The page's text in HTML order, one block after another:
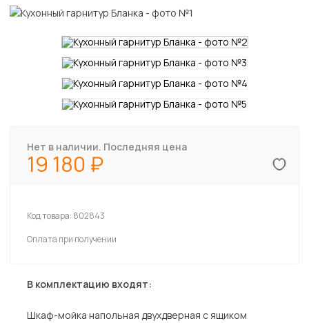
Нет в наличии. Последняя цена
19 180
Код товара: 802843
Оплата при получении
В комплектацию входят:
Шкаф-мойка напольная двухдверная с ящиком